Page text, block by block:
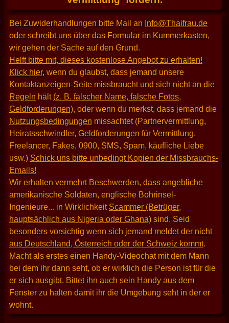
Bei Zuwiderhandlungen bitte Mail an Info@Thaifrau.de
oder schreibt uns über das Formular im Kummerkasten,
wir gehen der Sache auf den Grund.
Helft bitte mit, dieses kostenlose Angebot zu erhalten!
Klick hier, wenn du glaubst, dass jemand unsere
Kontaktanzeigen-Seite missbraucht und sich nicht an die
Regeln hält (z. B. falscher Name, falsche Fotos,
Geldforderungen), oder wenn du merkst, dass jemand die
Nutzungsbedingungen missachtet (Partnervermittlung,
Heiratsschwindler, Geldforderungen für Vermittlung,
Freelancer, Fakes, 0900, SMS, Spam, käufliche Liebe
usw.) Schick uns bitte unbedingt Kopien der Missbrauchs-
Emails!
Wir erhalten vermehrt Beschwerden, dass angebliche
amerikanische Soldaten, englische Bohrinsel-
Ingenieure... in Wirklichkeit Scammer (Betrüger,
hauptsächlich aus Nigeria oder Ghana)sind. Seid
besonders vorsichtig wenn sich jemand meldet der nicht
aus Deutschland, Österreich oder der Schweiz kommt.
Macht als erstes einen Handy-Videochat mit dem Mann
bei dem ihr dann seht, ob er wirklich die Person ist für die
er sich ausgibt. Bittet ihn auch sein Handy aus dem
Fenster zu halten damit ihr die Umgebung seht in der er
wohnt.